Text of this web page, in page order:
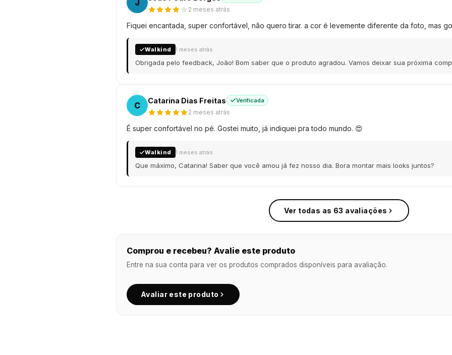
J
2 meses atrás
Fiquei encantada, super confortável, não quero tirar. a cor é levemente diferente da foto, mas
Walkind 1 meses atrás
Obrigada pelo feedback, João! Bom saber que o produto agradou. Vamos deixar sua próxima
C Catarina Dias Freitas Verificada
2 meses atrás
É super confortável no pé. Gostei muito, já indiquei pra todo mundo. 😍
Walkind 1 meses atrás
Que máximo, Catarina! Saber que você amou já fez nosso dia. Bora montar mais looks juntos?
Ver todas as 63 avaliações
Comprou e recebeu? Avalie este produto
Entre na sua conta para ver os produtos comprados disponíveis para avaliação.
Avaliar este produto